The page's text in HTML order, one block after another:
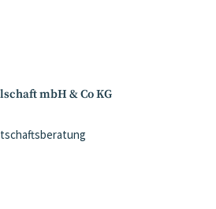
mbH & Co KG